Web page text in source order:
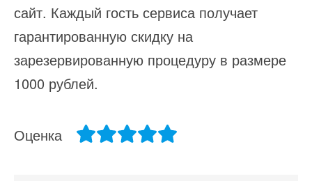
сайт. Каждый гость сервиса получает
гарантированную скидку на
зарезервированную процедуру в размере
1000 рублей.
Оценка